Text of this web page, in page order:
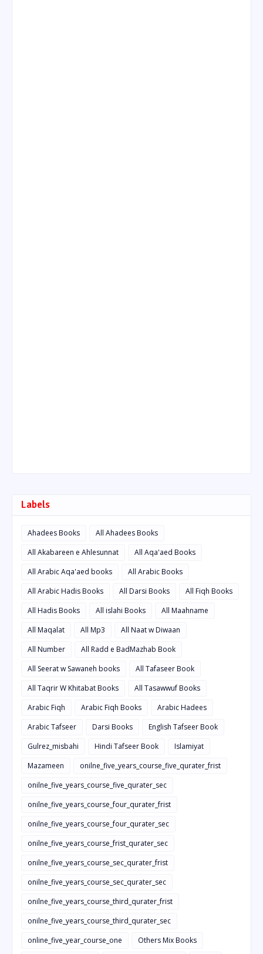
Labels
Ahadees Books
All Ahadees Books
All Akabareen e Ahlesunnat
All Aqa'aed Books
All Arabic Aqa'aed books
All Arabic Books
All Arabic Hadis Books
All Darsi Books
All Fiqh Books
All Hadis Books
All islahi Books
All Maahname
All Maqalat
All Mp3
All Naat w Diwaan
All Number
All Radd e BadMazhab Book
All Seerat w Sawaneh books
All Tafaseer Book
All Taqrir W Khitabat Books
All Tasawwuf Books
Arabic Fiqh
Arabic Fiqh Books
Arabic Hadees
Arabic Tafseer
Darsi Books
English Tafseer Book
Gulrez_misbahi
Hindi Tafseer Book
Islamiyat
Mazameen
onilne_five_years_course_five_qurater_frist
onilne_five_years_course_five_qurater_sec
onilne_five_years_course_four_qurater_frist
onilne_five_years_course_four_qurater_sec
onilne_five_years_course_frist_qurater_sec
onilne_five_years_course_sec_qurater_frist
onilne_five_years_course_sec_qurater_sec
onilne_five_years_course_third_qurater_frist
onilne_five_years_course_third_qurater_sec
online_five_year_course_one
Others Mix Books